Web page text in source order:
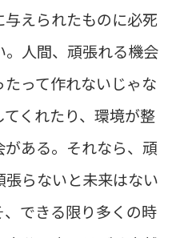
えられたものに必死
人間、頑張れる機会
って作れないじゃな
くれたり、環境が整
ある。それなら、頑
らないと未来はない
できる限り多くの時